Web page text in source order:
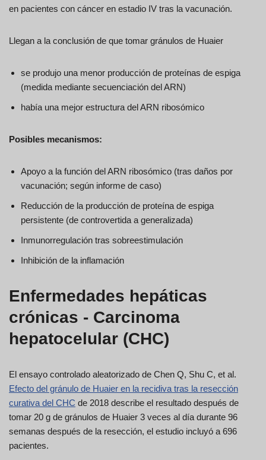
en pacientes con cáncer en estadio IV tras la vacunación.
Llegan a la conclusión de que tomar gránulos de Huaier
se produjo una menor producción de proteínas de espiga
(medida mediante secuenciación del ARN)
había una mejor estructura del ARN ribosómico
Posibles mecanismos:
Apoyo a la función del ARN ribosómico (tras daños por
vacunación; según informe de caso)
Reducción de la producción de proteína de espiga
persistente (de controvertida a generalizada)
Inmunorregulación tras sobreestimulación
Inhibición de la inflamación
Enfermedades hepáticas
crónicas - Carcinoma
hepatocelular (CHC)
El ensayo controlado aleatorizado de Chen Q, Shu C, et al.
Efecto del gránulo de Huaier en la recidiva tras la resección
curativa del CHC de 2018 describe el resultado después de
tomar 20 g de gránulos de Huaier 3 veces al día durante 96
semanas después de la resección, el estudio incluyó a 696
pacientes.